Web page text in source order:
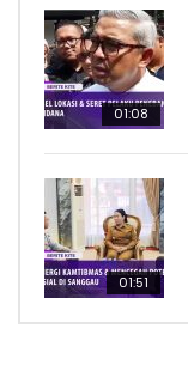
01:08
01:51